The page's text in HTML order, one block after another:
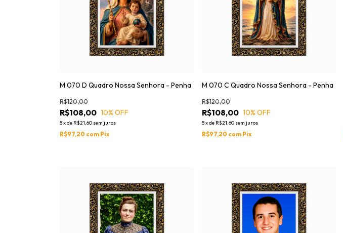
M 070 D Quadro Nossa Senhora - Penha
R$108,00
R$120,00
10% OFF
5xde R$21,60 sem juros
R$97,20 com Pix
M 070 C Quadro Nossa Senhora - Penha
R$108,00
R$120,00
10% OFF
5xde R$21,60 sem juros
R$97,20 com Pix